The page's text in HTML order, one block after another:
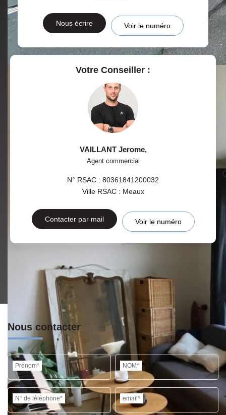
Nous écrire Voir le numéro
Votre Conseiller :
VAILLANT Jerome,
Agent commercial
N° RSAC : 80361841200032
Ville RSAC : Meaux
Contacter par mail Voir le numéro
Nous contacter
Prénom* NOM*
N° de téléphone* email*